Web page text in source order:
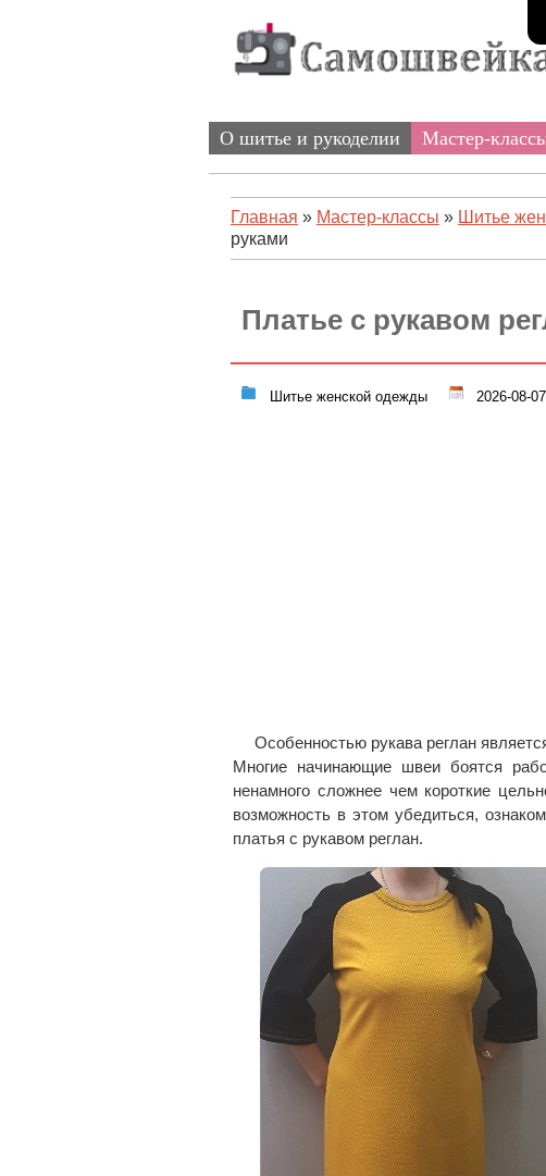
О шитье и рукоделии Мастер-
Главная » Мастер-классы » Шитье
руками
Платье с рукавом
Шитье женской одежды 2026-08-07
Особенностью рукава реглан
Многие начинающие швеи боятся
ненамного сложнее чем короткие
возможность в этом убедиться,
платья с рукавом реглан.